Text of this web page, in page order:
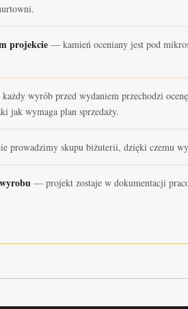
projekcie — kamień oceniany jest pod
wyrób przed wydaniem przechodzi
jak wymaga plan sprzedaży.
prowadzimy skupu biżuterii, dzięki czemu
— projekt zostaje w dokumentacji